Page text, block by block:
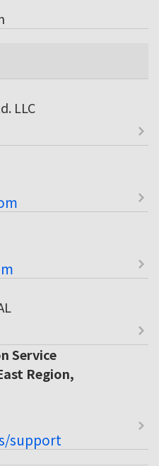
LLC
Service
Region,
support